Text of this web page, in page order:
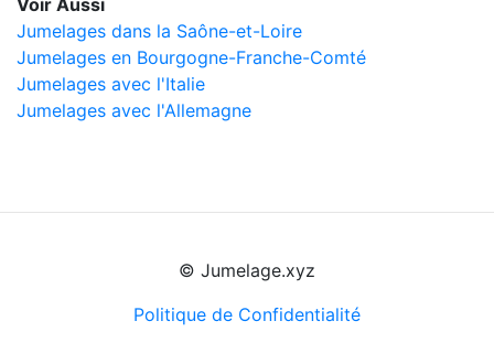
Voir Aussi
Jumelages dans la Saône-et-Loire
Jumelages en Bourgogne-Franche-Comté
Jumelages avec l'Italie
Jumelages avec l'Allemagne
© Jumelage.xyz
Politique de Confidentialité